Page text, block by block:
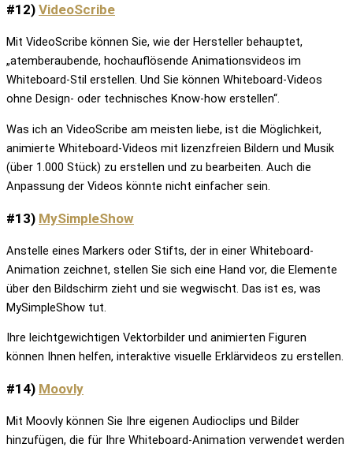
#12) VideoScribe
Mit VideoScribe können Sie, wie der Hersteller behauptet,
„atemberaubende, hochauflösende Animationsvideos im
Whiteboard-Stil erstellen. Und Sie können Whiteboard-Videos
ohne Design- oder technisches Know-how erstellen“.
Was ich an VideoScribe am meisten liebe, ist die Möglichkeit,
animierte Whiteboard-Videos mit lizenzfreien Bildern und Musik
(über 1.000 Stück) zu erstellen und zu bearbeiten. Auch die
Anpassung der Videos könnte nicht einfacher sein.
#13) MySimpleShow
Anstelle eines Markers oder Stifts, der in einer Whiteboard-
Animation zeichnet, stellen Sie sich eine Hand vor, die Elemente
über den Bildschirm zieht und sie wegwischt. Das ist es, was
MySimpleShow tut.
Ihre leichtgewichtigen Vektorbilder und animierten Figuren
können Ihnen helfen, interaktive visuelle Erklärvideos zu erstellen.
#14) Moovly
Mit Moovly können Sie Ihre eigenen Audioclips und Bilder
hinzufügen, die für Ihre Whiteboard-Animation verwendet werden